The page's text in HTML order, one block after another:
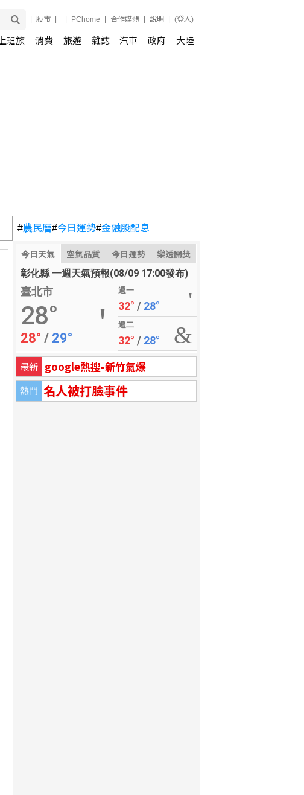
股市 PChome 合作媒體 說明 (登入)
上班族 消費 旅遊 雜誌 汽車 政府 大陸
#農民曆#今日運勢#金融股配息
今日天氣 空氣品質 今日運勢 樂透開獎
彰化縣 一週天氣預報(08/09 17:00發布)
臺北市
28°
28° / 29°
週一
32° / 28°
週二
32° / 28°
最新 google熱搜-新竹氣爆
熱門 名人被打臉事件